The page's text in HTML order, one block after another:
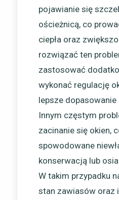
pojawianie się
ościeżnicą, co
ciepła oraz
rozwiązać ten
zastosować
wykonać regulację
lepsze
Innym częstym
zacinanie się okien,
spowodowane
konserwacją lub
W takim przypadku
stan zawiasów oraz